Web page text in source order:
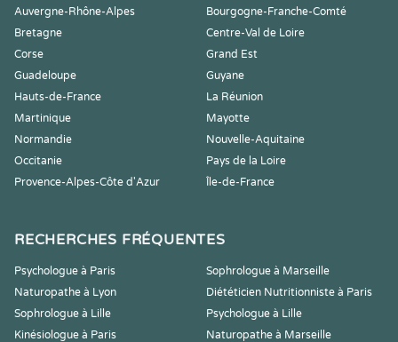
Auvergne-Rhône-Alpes
Bourgogne-Franche-Comté
Bretagne
Centre-Val de Loire
Corse
Grand Est
Guadeloupe
Guyane
Hauts-de-France
La Réunion
Martinique
Mayotte
Normandie
Nouvelle-Aquitaine
Occitanie
Pays de la Loire
Provence-Alpes-Côte d'Azur
Île-de-France
RECHERCHES FRÉQUENTES
Psychologue à Paris
Sophrologue à Marseille
Naturopathe à Lyon
Diététicien Nutritionniste à Paris
Sophrologue à Lille
Psychologue à Lille
Kinésiologue à Paris
Naturopathe à Marseille